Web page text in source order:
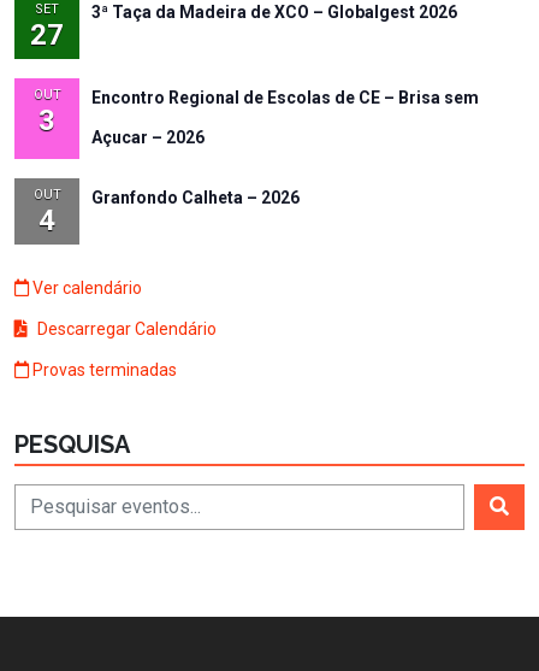
SET
27
3ª Taça da Madeira de XCO – Globalgest 2026
OUT
3
Encontro Regional de Escolas de CE – Brisa sem
Açucar – 2026
OUT
4
Granfondo Calheta – 2026
Ver calendário
Descarregar Calendário
Provas terminadas
PESQUISA